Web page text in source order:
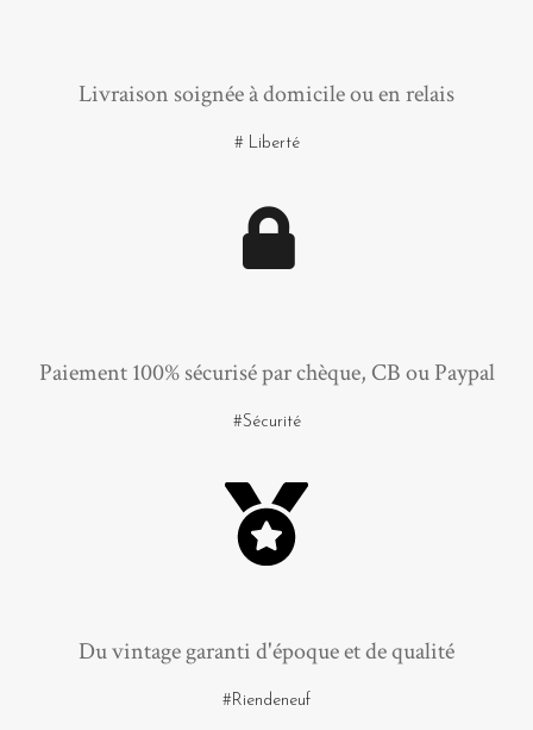
Livraison soignée à domicile ou en relais
# Liberté
Paiement 100% sécurisé par chèque, CB ou Paypal
#Sécurité
Du vintage garanti d'époque et de qualité
#Riendeneuf